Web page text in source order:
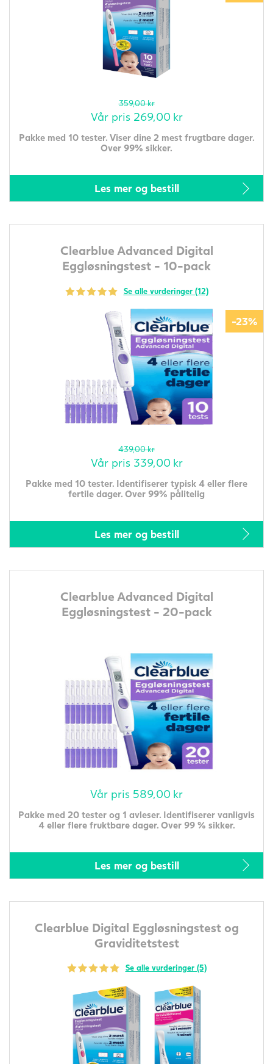
359,00kr
Vår pris 269,00 kr
Pakke med 10 tester. Viser dine 2 mest frugtbare dager.
Over 99% sikker.
Les mer og bestill
Clearblue Advanced Digital
Eggløsningstest - 10-pack
Se alle vurderinger (12)
-23%
439,00kr
Vår pris 339,00 kr
Pakke med 10 tester. Identifiserer typisk 4 eller flere
fertile dager. Over 99% pålitelig
Les mer og bestill
Clearblue Advanced Digital
Eggløsningstest - 20-pack
Vår pris 589,00 kr
Pakke med 20 tester og 1 avleser. Identifiserer vanligvis
4 eller flere fruktbare dager. Over 99 % sikker.
Les mer og bestill
Clearblue Digital Eggløsningstest og
Graviditetstest
Se alle vurderinger (5)